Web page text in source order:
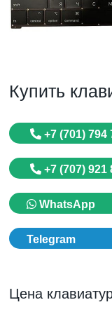
Купить
+7 (701) 794
+7 (707) 921
WhatsApp
Telegram
Цена